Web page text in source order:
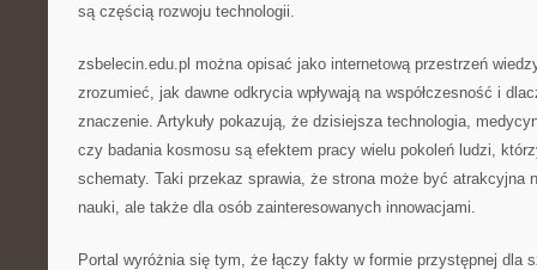
są częścią rozwoju technologii.
zsbelecin.edu.pl można opisać jako internetową przestrzeń
zrozumieć, jak dawne odkrycia wpływają na współczesność i
znaczenie. Artykuły pokazują, że dzisiejsza technologia,
czy badania kosmosu są efektem pracy wielu pokoleń ludzi,
schematy. Taki przekaz sprawia, że strona może być atrakcyjna
nauki, ale także dla osób zainteresowanych innowacjami.
Portal wyróżnia się tym, że łączy fakty w formie przystępnej dla